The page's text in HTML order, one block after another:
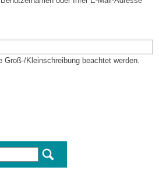
Groß-/Kleinschreibung beachtet werden.
überprüft, ob Sie ein menschlicher